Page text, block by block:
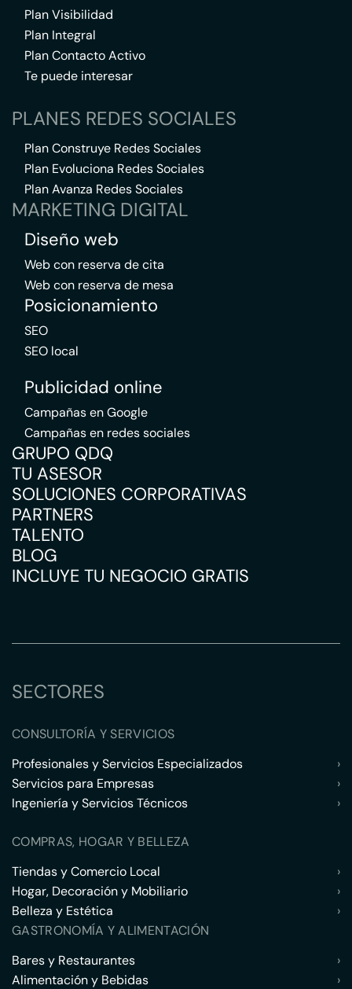
Plan Visibilidad
Plan Integral
Plan Contacto Activo
Te puede interesar
PLANES REDES SOCIALES
Plan Construye Redes Sociales
Plan Evoluciona Redes Sociales
Plan Avanza Redes Sociales
MARKETING DIGITAL
Diseño web
Web con reserva de cita
Web con reserva de mesa
Posicionamiento
SEO
SEO local
Publicidad online
Campañas en Google
Campañas en redes sociales
GRUPO QDQ
TU ASESOR
SOLUCIONES CORPORATIVAS
PARTNERS
TALENTO
BLOG
INCLUYE TU NEGOCIO GRATIS
SECTORES
CONSULTORÍA Y SERVICIOS
Profesionales y Servicios Especializados
›
Servicios para Empresas
›
Ingeniería y Servicios Técnicos
›
COMPRAS, HOGAR Y BELLEZA
Tiendas y Comercio Local
›
Hogar, Decoración y Mobiliario
›
Belleza y Estética
›
GASTRONOMÍA Y ALIMENTACIÓN
Bares y Restaurantes
›
Alimentación y Bebidas
›